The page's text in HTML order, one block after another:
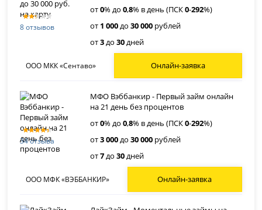
8 отзывов
от0% до0,8% в день (ПСК0-292%)
от 1 000до30 000 рублей
от3до30дней
ООО МКК «Сентаво» Онлайн-заявка
34 отзыва
МФО Вэббанкир - Первый займ онлайн
на 21 день без процентов
от0% до0,8% в день (ПСК0-292%)
от3 000до30 000 рублей
от7до30дней
ООО МФК «ВЭББАНКИР» Онлайн-заявка